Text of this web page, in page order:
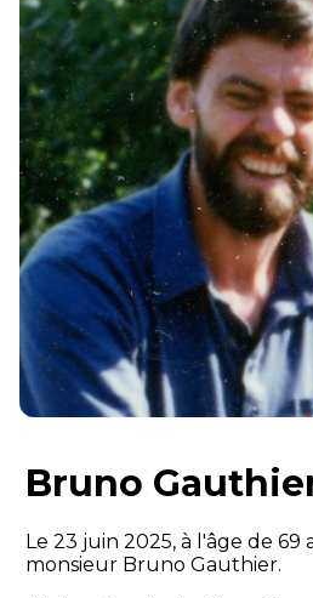
Bruno
Le 23 juin 2025, à l'âge de 69
monsieur Bruno Gauthier.